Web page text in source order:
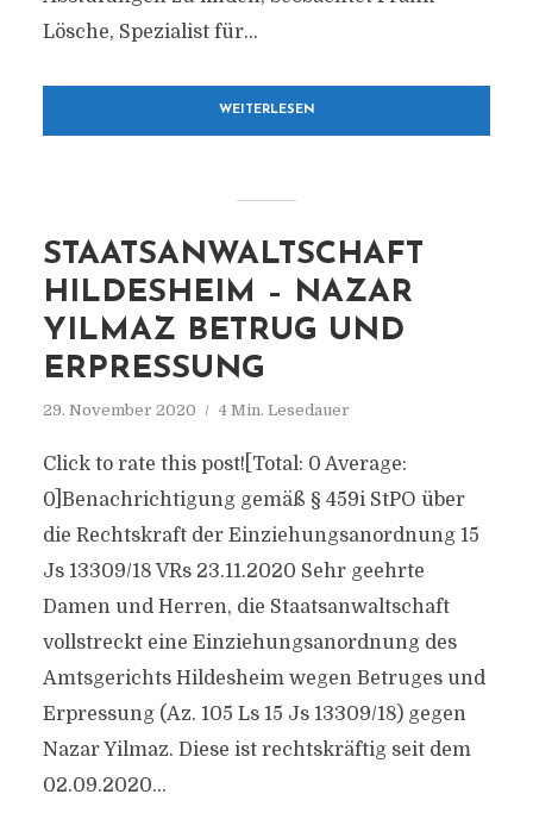
Lösche, Spezialist für...
WEITERLESEN
STAATSANWALTSCHAFT
HILDESHEIM – NAZAR
YILMAZ BETRUG UND
ERPRESSUNG
29. November 2020 4 Min. Lesedauer
Click to rate this post![Total: 0 Average:
0]Benachrichtigung gemäß § 459i StPO über
die Rechtskraft der Einziehungsanordnung 15
Js 13309/18 VRs 23.11.2020 Sehr geehrte
Damen und Herren, die Staatsanwaltschaft
vollstreckt eine Einziehungsanordnung des
Amtsgerichts Hildesheim wegen Betruges und
Erpressung (Az. 105 Ls 15 Js 13309/18) gegen
Nazar Yilmaz. Diese ist rechtskräftig seit dem
02.09.2020...